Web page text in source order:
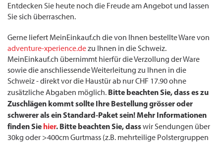
Entdecken Sie heute noch die Freude am Angebot und lassen
Sie sich überraschen.
Gerne liefert MeinEinkauf.ch die von Ihnen bestellte Ware von
adventure-xperience.dezu Ihnen in die Schweiz.
MeinEinkauf.ch übernimmt hierfür die Verzollung der Ware
sowie die anschliessende Weiterleitung zu Ihnen in die
Schweiz - direkt vor die Haustür ab nur CHF 17.90 ohne
zusätzliche Abgaben möglich. Bitte beachten Sie, dass es zu
Zuschlägen kommt sollte Ihre Bestellung grösser oder
schwerer als ein Standard-Paket sein! Mehr Informationen
finden Sie hier. Bitte beachten Sie, dasswir Sendungen über
30kg oder >400cm Gurtmass (z.B. mehrteilige Polstergruppen